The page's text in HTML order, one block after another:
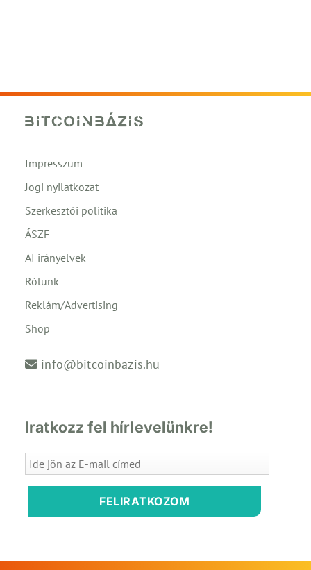
Impresszum
Jogi nyilatkozat
Szerkesztői politika
ÁSZF
AI irányelvek
Rólunk
Reklám/Advertising
Shop
info@bitcoinbazis.hu
Iratkozz fel hírlevelünkre!
FELIRATKOZOM